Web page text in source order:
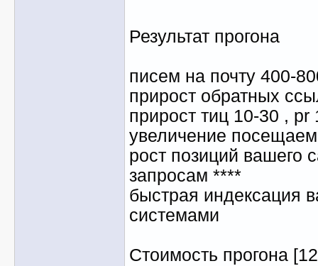
Результат прогона
писем на почту 400-
прирост обратных
прирост тиц 10-30 , pr
увеличение
рост позиций вашего
запросам ****
быстрая индексация
системами
Стоимость прогона